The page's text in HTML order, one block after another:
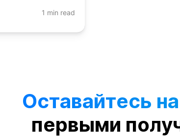
1 min read
Оставайтесь
первыми